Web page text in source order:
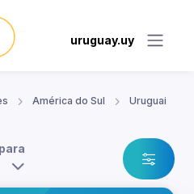
uruguay.uy
América do Sul
Uruguai